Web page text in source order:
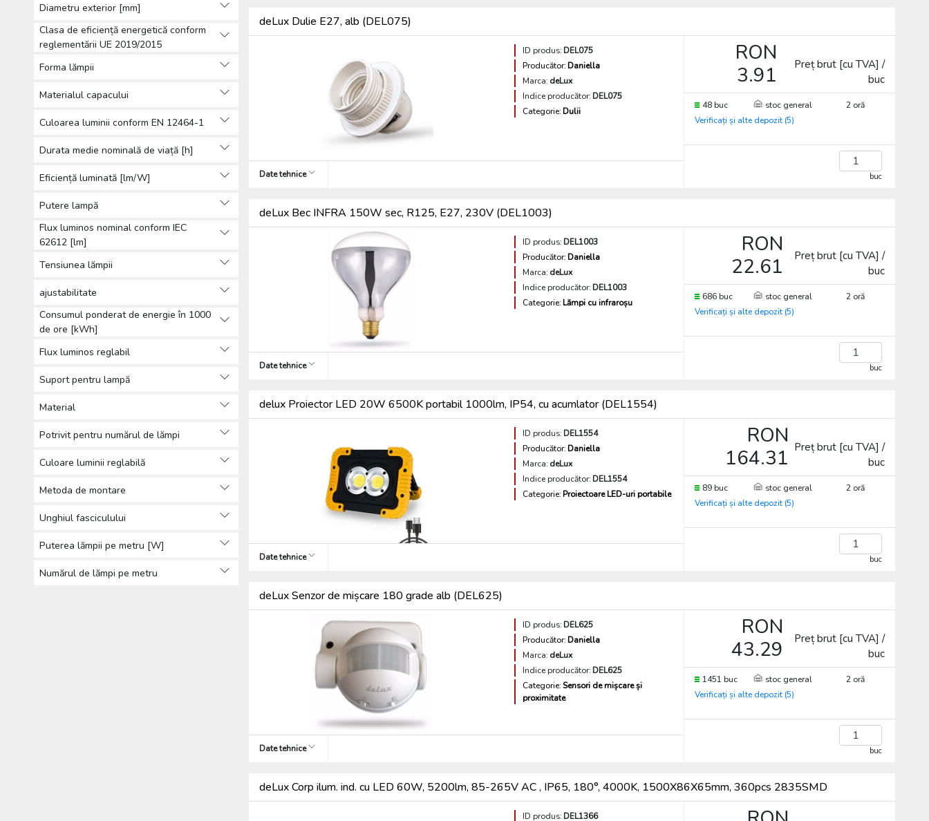
Diametru exterior [mm]
Clasa de eficiență energetică conform
reglementării UE 2019/2015
Forma lămpii
Materialul capacului
Culoarea luminii conform EN 12464-1
Durata medie nominală de viață [h]
Eficiență luminată [lm/W]
Putere lampă
Flux luminos nominal conform IEC
62612 [lm]
Tensiunea lămpii
ajustabilitate
Consumul ponderat de energie în 1000
de ore [kWh]
Flux luminos reglabil
Suport pentru lampă
Material
Potrivit pentru numărul de lămpi
Culoare luminii reglabilă
Metoda de montare
Unghiul fasciculului
Puterea lămpii pe metru [W]
Numărul de lămpi pe metru
deLux Dulie E27, alb (DEL075)
ID produs: DEL075
Producător: Daniella
Marca: deLux
Indice producător: DEL075
Categorie: Dulii
Date tehnice
RON
3.91
Preț brut [cu TVA] /
buc
48 buc stoc general
2 oră
Verificați și alte depozit (5)
buc
deLux Bec INFRA 150W sec, R125, E27, 230V (DEL1003)
ID produs: DEL1003
Producător: Daniella
Marca: deLux
Indice producător: DEL1003
Categorie: Lămpi cu infraroșu
Date tehnice
RON
22.61
Preț brut [cu TVA] /
buc
686 buc stoc general
2 oră
Verificați și alte depozit (5)
buc
delux Proiector LED 20W 6500K portabil 1000lm, IP54, cu acumlator (DEL1554)
ID produs: DEL1554
Producător: Daniella
Marca: deLux
Indice producător: DEL1554
Categorie: Proiectoare LED-uri portabile
Date tehnice
RON
164.31 Preț brut [cu TVA] /
buc
89 buc stoc general
2 oră
Verificați și alte depozit (5)
buc
deLux Senzor de mișcare 180 grade alb (DEL625)
ID produs: DEL625
Producător: Daniella
Marca: deLux
Indice producător: DEL625
Categorie: Sensori de mișcare și
proximitate
Date tehnice
RON
43.29
Preț brut [cu TVA] /
buc
1451 buc stoc general
2 oră
Verificați și alte depozit (5)
buc
deLux Corp ilum. ind. cu LED 60W, 5200lm, 85-265V AC , IP65, 180°, 4000K, 1500X86X65mm, 360pcs 2835SMD
ID produs: DEL1366